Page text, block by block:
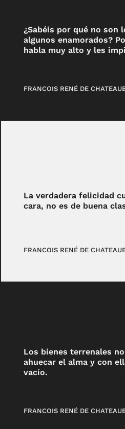
¿Sabéis por qué no son
algunos enamorados?
habla muy alto y les
FRANCOIS RENÉ DE
La verdadera felicidad
cara, no es de buena
FRANCOIS RENÉ DE
Los bienes terrenales
ahuecar el alma y con
vacío.
FRANCOIS RENÉ DE